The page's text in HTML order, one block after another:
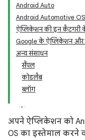
Android Auto
Android Automotive OS
ऐप्लिकेशन की इन कैटगरी
Google के ऐप्लिकेशन और
अन्य संसाधन
सैंपल
कोडलैब
ब्लॉग
अपने ऐप्लिकेशन को
OS का इस्तेमाल करने